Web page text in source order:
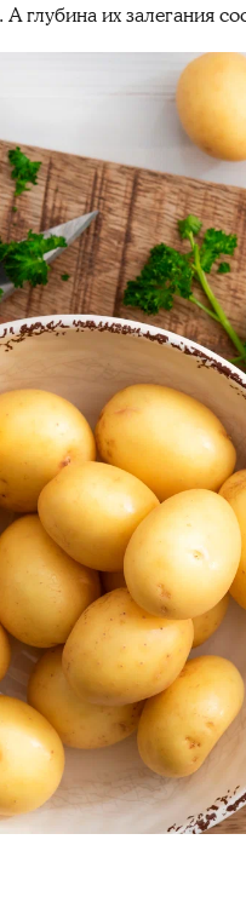
глубина их залегания